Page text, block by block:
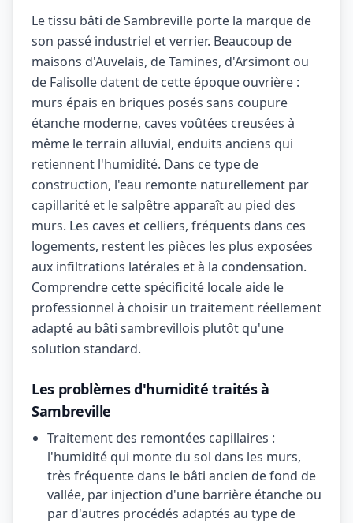
Le tissu bâti de Sambreville porte la marque de
son passé industriel et verrier. Beaucoup de
maisons d'Auvelais, de Tamines, d'Arsimont ou
de Falisolle datent de cette époque ouvrière :
murs épais en briques posés sans coupure
étanche moderne, caves voûtées creusées à
même le terrain alluvial, enduits anciens qui
retiennent l'humidité. Dans ce type de
construction, l'eau remonte naturellement par
capillarité et le salpêtre apparaît au pied des
murs. Les caves et celliers, fréquents dans ces
logements, restent les pièces les plus exposées
aux infiltrations latérales et à la condensation.
Comprendre cette spécificité locale aide le
professionnel à choisir un traitement réellement
adapté au bâti sambrevillois plutôt qu'une
solution standard.
Les problèmes d'humidité traités à
Sambreville
Traitement des remontées capillaires :
l'humidité qui monte du sol dans les murs,
très fréquente dans le bâti ancien de fond de
vallée, par injection d'une barrière étanche ou
par d'autres procédés adaptés au type de